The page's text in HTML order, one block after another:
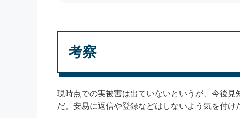
考察
現時点での実被害は出ていないというが、今後
だ。安易に返信や登録などはしないよう気を付け